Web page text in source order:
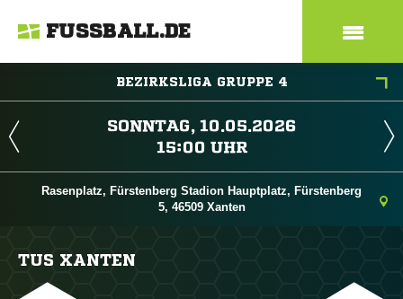
FUSSBALL.DE
BEZIRKSLIGA GRUPPE 4
 
 
Rasenplatz, Fürstenberg Stadion Hauptplatz, Fürstenberg
5, 46509 Xanten
TUS XANTEN